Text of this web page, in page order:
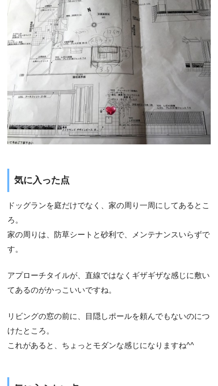
気に入った点
ドッグランを庭だけでなく、家の周り一周にしてあるとこ
ろ。
家の周りは、防草シートと砂利で、メンテナンスいらずで
す。
アプローチタイルが、直線ではなくギザギザな感じに敷い
てあるのがかっこいいですね。
リビングの窓の前に、目隠しポールを頼んでもないのにつ
けたところ。
これがあると、ちょっとモダンな感じになりますね^^